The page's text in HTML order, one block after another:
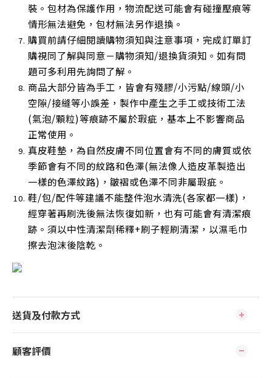
裝。包材為保護作用，物流配送可能會有碰撞壓痕等
情形無法避免，包材無法另作退換。
購買前請仔細閱讀購物須知與注意事項，完成訂單訂
購視同了解與同意－購物須知/退換貨須知。如有問
題可多利用先詢問了解。
商品大部分皆為手工，皆會有殘膠/小污點/線頭/小
空隙/接縫等小誤差，製作中產生之手工或技術工法
(氣泡/顆粒)等痕跡不屬於瑕疵，基本上不影響商品
正常使用 。
真皮鞋墊，為自然皮膚不同位置會有不同的膚質或依
季節會有不同的紋路和色澤(無法像人造皮革製造出
一樣的色澤紋路)，皺褶或色澤不同非屬瑕疵。
鞋/包/配件等建議不能整件泡水清洗(各家都一樣)，
經穿著再刷洗後無法恢復如新，也有可能會有清潔痕
跡。須以中性清潔劑稀釋+刷子輕刷清潔，以濕毛巾
擦去泡沫後陰乾 。
送貨及付款方式
顧客評價